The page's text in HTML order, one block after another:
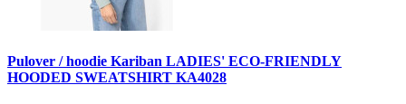
Pulover / hoodie Kariban LADIES' ECO-FRIENDLY
HOODED SWEATSHIRT KA4028